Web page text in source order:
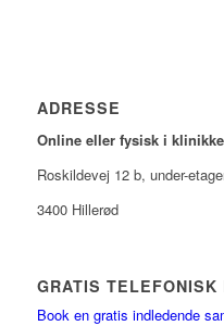
ADRESSE
Online eller fysisk i
Roskildevej 12 b, under-
3400 Hillerød
GRATIS TELEFONISK
Book en gratis indledende